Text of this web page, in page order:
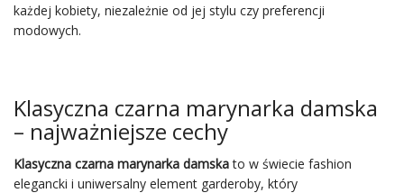
każdej kobiety, niezależnie od jej stylu czy preferencji
modowych.
Klasyczna czarna marynarka damska
– najważniejsze cechy
Klasyczna czarna marynarka damskato w świecie fashion
elegancki i uniwersalny element garderoby, który